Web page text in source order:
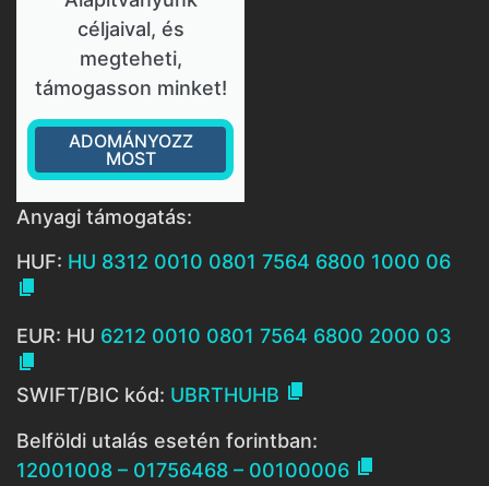
céljaival, és
megteheti,
támogasson minket!
ADOMÁNYOZZ
MOST
Anyagi támogatás:
HUF: HU 8312 0010 0801 7564 6800 1000 06

EUR: HU 6212 0010 0801 7564 6800 2000 03

SWIFT/BIC kód: UBRTHUHB 
Belföldi utalás esetén forintban:
12001008 – 01756468 – 00100006 